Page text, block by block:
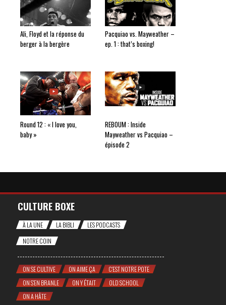
Ali, Floyd et la réponse du
berger à la bergère
Pacquiao vs. Mayweather –
ep. 1 : that’s boxing!
Round 12 : « I love you,
baby »
REBOUM : Inside
Mayweather vs Pacquiao –
épisode 2
CULTURE BOXE
À LA UNE LA BIBLI
LES PODCASTS
NOTRE COIN
ON SE CULTIVE ON AIME ÇA
C'EST NOTRE POTE
ON S'EN BRANLE
ON Y ÉTAIT
OLD SCHOOL
ON A HÂTE